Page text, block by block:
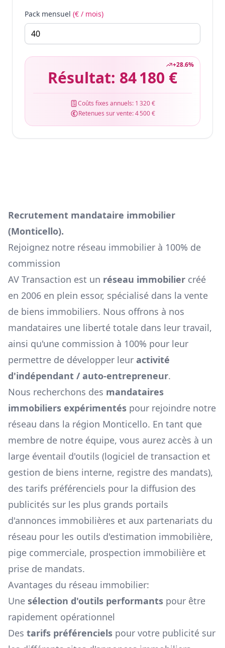
Pack mensuel (€ / mois)
+28.6%
Résultat: 84 180 €
Coûts fixes annuels: 1 320 €
Retenues sur vente:4 500 €
Recrutement mandataire immobilier
(Monticello).
Rejoignez notre réseau immobilier à 100% de
commission
AV Transaction est un réseau immobilier créé
en 2006 en plein essor, spécialisé dans la vente
de biens immobiliers. Nous offrons à nos
mandataires une liberté totale dans leur travail,
ainsi qu'une commission à 100% pour leur
permettre de développer leur activité
d'indépendant / auto-entrepreneur.
Nous recherchons des mandataires
immobiliers expérimentés pour rejoindre notre
réseau dans la région Monticello. En tant que
membre de notre équipe, vous aurez accès à un
large éventail d'outils (logiciel de transaction et
gestion de biens interne, registre des mandats),
des tarifs préférenciels pour la diffusion des
publicités sur les plus grands portails
d'annonces immobilières et aux partenariats du
réseau pour les outils d'estimation immobilière,
pige commerciale, prospection immobilière et
prise de mandats.
Avantages du réseau immobilier:
Une sélection d'outils performants pour être
rapidement opérationnel
Des tarifs préférenciels pour votre publicité sur